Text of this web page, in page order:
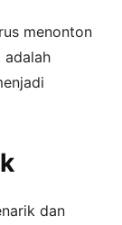
menonton
adalah
dan